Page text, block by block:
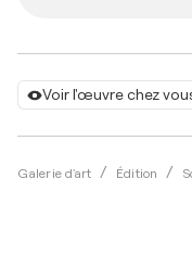
Voir l'œuvre chez
Galerie d'art Édition